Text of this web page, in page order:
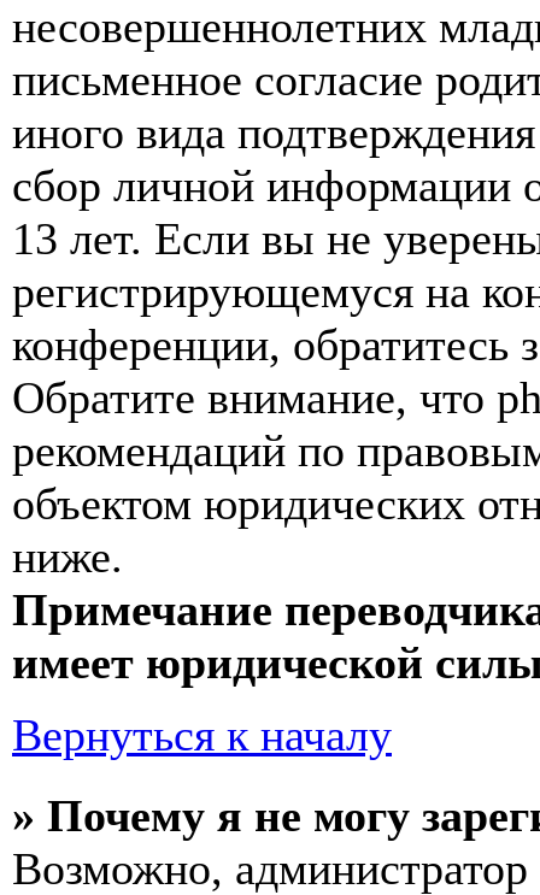
несовершеннолетних
письменное согласие
иного вида
сбор личной информации
13 лет. Если вы не
регистрирующемуся на
конференции, обратитесь
Обратите внимание, что
рекомендаций по
объектом юридических
ниже.
Примечание
имеет юридической
Вернуться к началу
» Почему я не могу
Возможно,